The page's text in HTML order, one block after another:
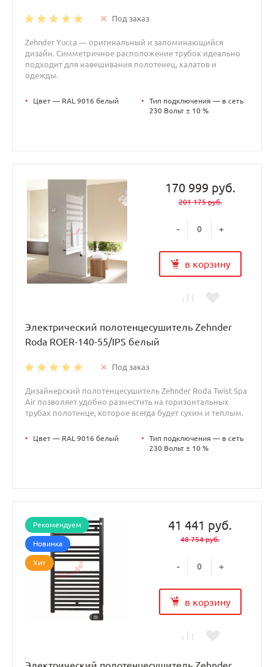
Под заказ
Zehnder Yucca — оригинальный и запоминающийся
дизайн. Симметричное расположение трубок идеально
подходит для навешивания полотенец, халатов и
одежды.
• Цвет — RAL 9016 белый •
Тип подключения — в сеть
230 Вольт ± 10 %
170 999 руб.
201 175 руб.
- +
в корзину
Электрический полотенцесушитель Zehnder
Roda ROER-140-55/IPS белый
Под заказ
Дизайнерский полотенцесушитель Zehnder Roda Twist Spa
Air позволяет удобно разместить на горизонтальных
трубах полотенце, которое всегда будет сухим и теплым.
• Цвет — RAL 9016 белый •
Тип подключения — в сеть
230 Вольт ± 10 %
Рекомендуем
Новинка
Хит
41 441 руб.
48 754 руб.
- +
в корзину